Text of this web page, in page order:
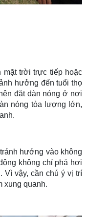
mặt trời trực tiếp hoặc
hưởng đến tuổi thọ
đặt dàn nóng ở nơi
nóng tỏa lượng lớn,
hướng vào không
không chỉ phả hơi
Vì vậy, cần chú ý vị trí
xung quanh.